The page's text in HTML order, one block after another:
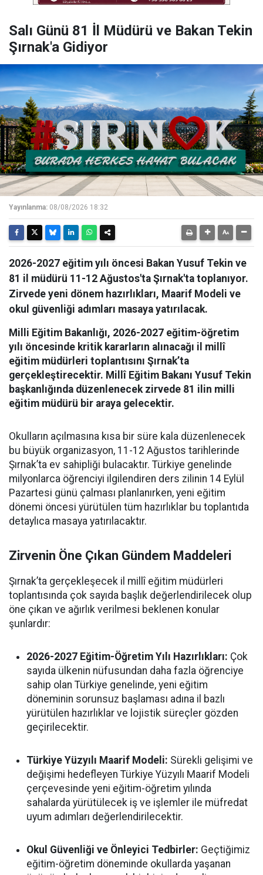
Salı Günü 81 İl Müdürü ve Bakan Tekin
Şırnak'a Gidiyor
Yayınlanma: 08/08/2026 18:32
2026-2027 eğitim yılı öncesi Bakan Yusuf Tekin ve
81 il müdürü 11-12 Ağustos'ta Şırnak'ta toplanıyor.
Zirvede yeni dönem hazırlıkları, Maarif Modeli ve
okul güvenliği adımları masaya yatırılacak.
Milli Eğitim Bakanlığı, 2026-2027 eğitim-öğretim
yılı öncesinde kritik kararların alınacağı il millî
eğitim müdürleri toplantısını Şırnak’ta
gerçekleştirecektir. Millî Eğitim Bakanı Yusuf Tekin
başkanlığında düzenlenecek zirvede 81 ilin milli
eğitim müdürü bir araya gelecektir.
Okulların açılmasına kısa bir süre kala düzenlenecek
bu büyük organizasyon, 11-12 Ağustos tarihlerinde
Şırnak’ta ev sahipliği bulacaktır. Türkiye genelinde
milyonlarca öğrenciyi ilgilendiren ders zilinin 14 Eylül
Pazartesi günü çalması planlanırken, yeni eğitim
dönemi öncesi yürütülen tüm hazırlıklar bu toplantıda
detaylıca masaya yatırılacaktır.
Zirvenin Öne Çıkan Gündem Maddeleri
Şırnak’ta gerçekleşecek il millî eğitim müdürleri
toplantısında çok sayıda başlık değerlendirilecek olup
öne çıkan ve ağırlık verilmesi beklenen konular
şunlardır:
2026-2027 Eğitim-Öğretim Yılı Hazırlıkları: Çok
sayıda ülkenin nüfusundan daha fazla öğrenciye
sahip olan Türkiye genelinde, yeni eğitim
döneminin sorunsuz başlaması adına il bazlı
yürütülen hazırlıklar ve lojistik süreçler gözden
geçirilecektir.
Türkiye Yüzyılı Maarif Modeli: Sürekli gelişimi ve
değişimi hedefleyen Türkiye Yüzyılı Maarif Modeli
çerçevesinde yeni eğitim-öğretim yılında
sahalarda yürütülecek iş ve işlemler ile müfredat
uyum adımları değerlendirilecektir.
Okul Güvenliği ve Önleyici Tedbirler: Geçtiğimiz
eğitim-öğretim döneminde okullarda yaşanan